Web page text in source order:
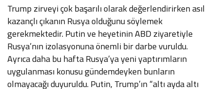
Trump zirveyi çok başarılı olarak değerlendirirken asıl
kazançlı çıkanın Rusya olduğunu söylemek
gerekmektedir. Putin ve heyetinin ABD ziyaretiyle
Rusya’nın izolasyonuna önemli bir darbe vuruldu.
Ayrıca daha bu hafta Rusya’ya yeni yaptırımların
uygulanması konusu gündemdeyken bunların
olmayacağı duyuruldu. Putin, Trump’ın “altı ayda altı